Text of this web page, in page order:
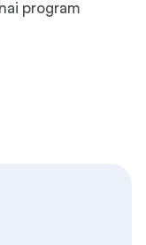
program